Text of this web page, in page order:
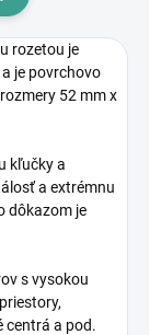
rozetou je
je povrchovo
52 mm x
kľučky a
a extrémnu
dôkazom je
s vysokou
centrá a pod.